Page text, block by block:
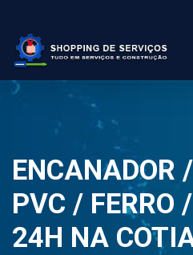
ENCANADOR
PVC / FERRO
24H NA